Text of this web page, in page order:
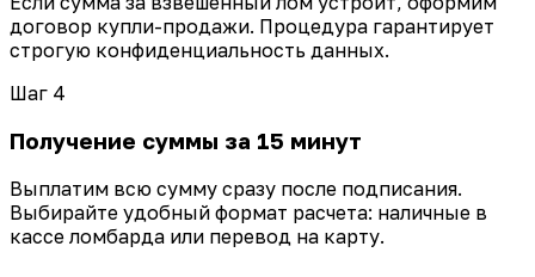
договор купли-продажи. Процедура гарантирует
строгую конфиденциальность данных.
Шаг 4
Получение суммы за 15 минут
Выплатим всю сумму сразу после подписания.
Выбирайте удобный формат расчета: наличные в
кассе ломбарда или перевод на карту.